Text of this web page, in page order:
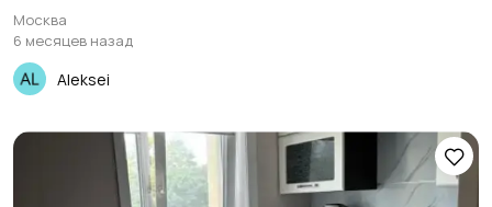
Москва
6 месяцев назад
Aleksei